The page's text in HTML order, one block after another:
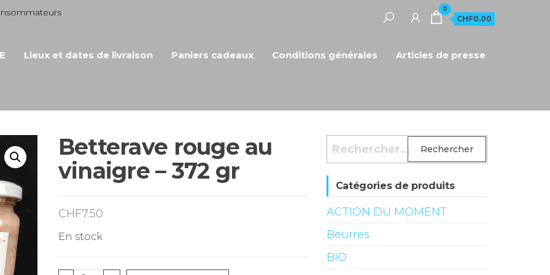
0
CHF0.00
Lieux et dates de livraison Paniers cadeaux Conditions générales Articles de presse
Betterave rouge au
vinaigre – 372 gr
CHF7.50
En stock
Rechercher :
Catégories de produits
ACTION DU MOMENT
Beurres
BIO